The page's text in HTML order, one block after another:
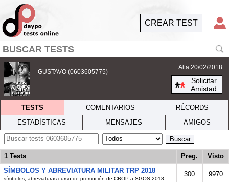
CREAR TEST
GUSTAVO (0603605775)
Alta:20/02/2018
Solicitar
Amistad
TESTS COMENTARIOS
RÉCORDS
ESTADÍSTICAS
MENSAJES AMIGOS
Buscar
1 Tests Preg.
Visto
SÍMBOLOS Y ABREVIATURA MILITAR TRP 2018
símbolos, abreviaturas curso de promoción de CBOP a SGOS 2018
300 9970